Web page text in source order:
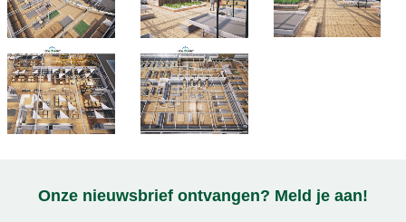
Onze nieuwsbrief ontvangen? Meld je aan!